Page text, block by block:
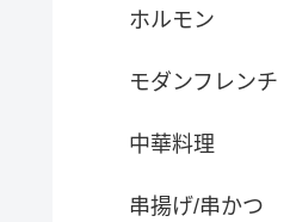
ホルモン
モダンフレンチ
中華料理
串揚げ/串かつ